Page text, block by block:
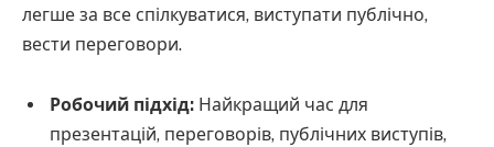
легше за все спілкуватися, виступати публічно,
вести переговори.
Робочий підхід: Найкращий час для
презентацій, переговорів, публічних виступів,